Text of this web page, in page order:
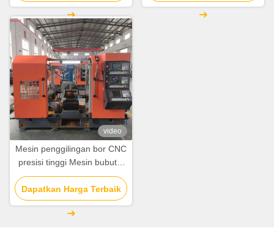
video
Mesin penggilingan bor CNC
presisi tinggi Mesin bubut 3
sisi 7.7-15N.M Servo Motor
Dapatkan Harga Terbaik